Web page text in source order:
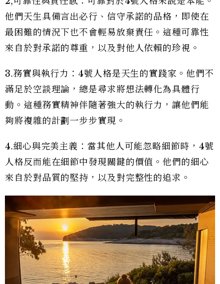
他們天生具備言出必行、信守承諾的品格，即使在
最困難的情況下也不會輕易放棄責任。這種可靠性
來自於對承諾的尊重，以及對他人依賴的珍視。
3.務實與執行力：4號人格是天生的實踐家。他們不
滿足於空談理論，總是尋求將想法轉化為具體行
動。這種務實精神伴隨著強大的執行力，讓他們能
夠將複雜的計劃一步步實現。
4.細心與完美主義：當其他人可能忽略細節時，4號
人格反而能在細節中發現關鍵的價值。他們的細心
來自於對品質的堅持，以及對完整性的追求。